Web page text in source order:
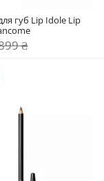
губ Lip Idole Lip
₴